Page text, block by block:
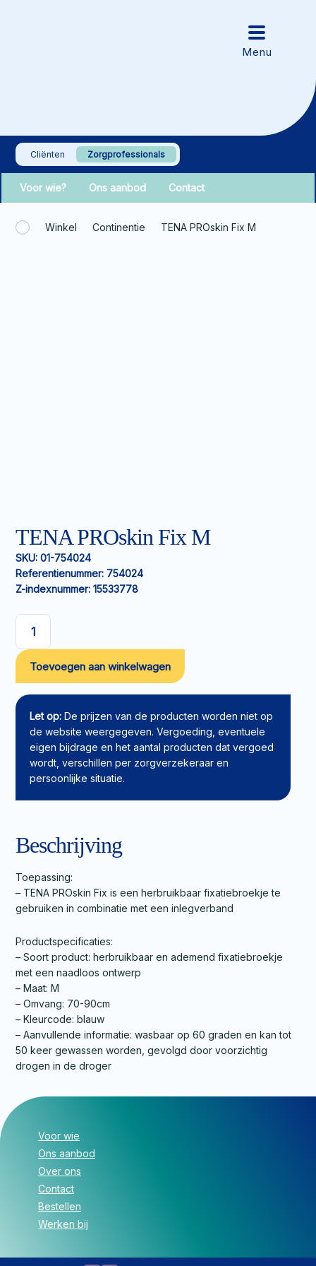
Cliënten Zorgprofessionals
Voor wie? Ons aanbod Contact
Winkel Continentie TENA PROskin Fix M
TENA PROskin Fix M
SKU: 01-754024
Referentienummer: 754024
Z-indexnummer: 15533778
TENA
PROskin
M
aantal
Toevoegen aan winkelwagen
Let op: De prijzen van de producten worden niet op
de website weergegeven. Vergoeding, eventuele
eigen bijdrage en het aantal producten dat vergoed
wordt, verschillen per zorgverzekeraar en
persoonlijke situatie.
Beschrijving
Toepassing:
– TENA PROskin Fix is een herbruikbaar fixatiebroekje te
gebruiken in combinatie met een inlegverband
Productspecificaties:
– Soort product: herbruikbaar en ademend fixatiebroekje
met een naadloos ontwerp
– Maat: M
– Omvang: 70-90cm
– Kleurcode: blauw
– Aanvullende informatie: wasbaar op 60 graden en kan tot
50 keer gewassen worden, gevolgd door voorzichtig
drogen in de droger
Voor wie
Ons aanbod
Over ons
Contact
Bestellen
Werken bij